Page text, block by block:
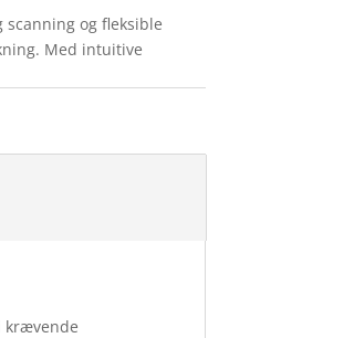
og fleksible
Med intuitive
krævende